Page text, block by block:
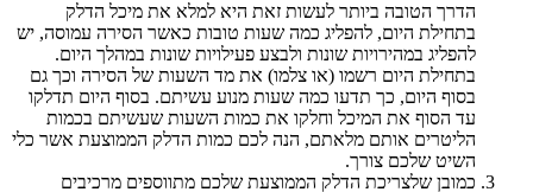
הדרך הטובה ביותר לעשות זאת היא למלא את מיכל הדלק
בתחילת היום, להפליג כמה שעות טובות כאשר הסירה עמוסה, יש
להפליג במהירויות שונות ולבצע פעילויות שונות במהלך היום.
בתחילת היום רשמו (או צלמו) את מד השעות של הסירה וכך גם
בסוף היום, כך תדעו כמה שעות מנוע עשיתם. בסוף היום תדלקו
עד הסוף את המיכל וחלקו את כמות השעות שעשיתם בכמות
הליטרים אותם מלאתם, הנה לכם כמות הדלק הממוצעת אשר כלי
השיט שלכם צורך.
כמובן שלצריכת הדלק הממוצעת שלכם מתווספים מרכיבים